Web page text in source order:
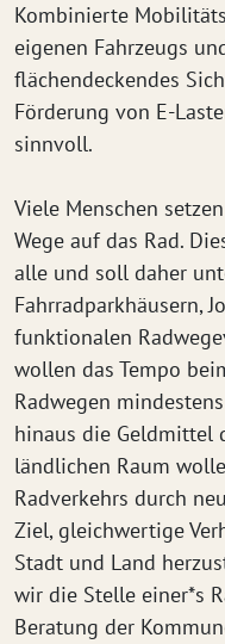
Kombinierte
eigenen Fahrzeugs
flächendeckendes
Förderung von E-
sinnvoll.
Viele Menschen
Wege auf das Rad.
alle und soll daher
Fahrradparkhäusern,
funktionalen
wollen das Tempo
Radwegen
hinaus die Geldmittel
ländlichen Raum
Radverkehrs durch
Ziel, gleichwertige
Stadt und Land
wir die Stelle einer*s
Beratung der